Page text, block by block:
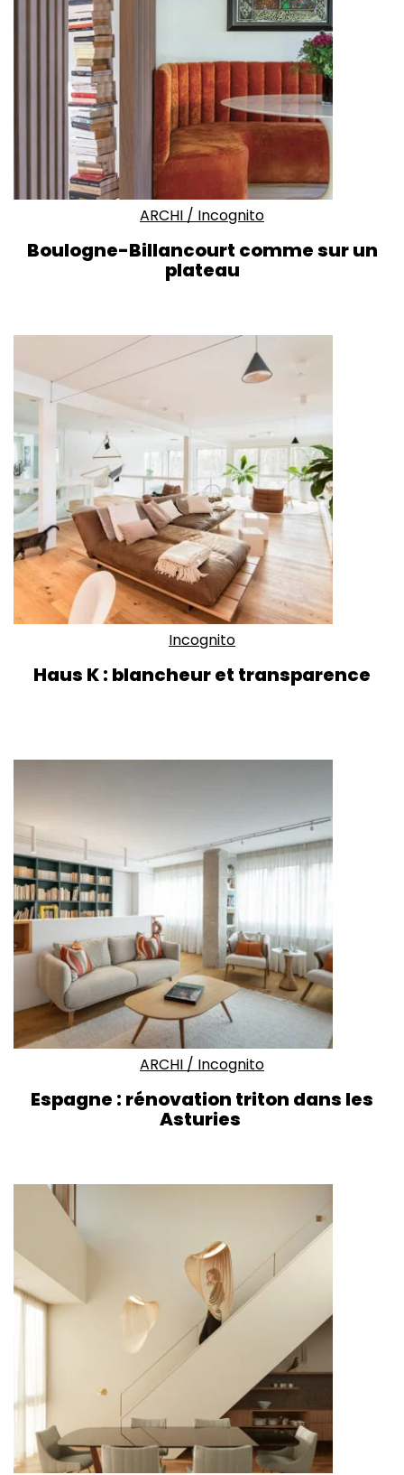
ARCHI / Incognito
Boulogne-Billancourt comme sur un
plateau
Incognito
Haus K : blancheur et transparence
ARCHI / Incognito
Espagne : rénovation triton dans les
Asturies